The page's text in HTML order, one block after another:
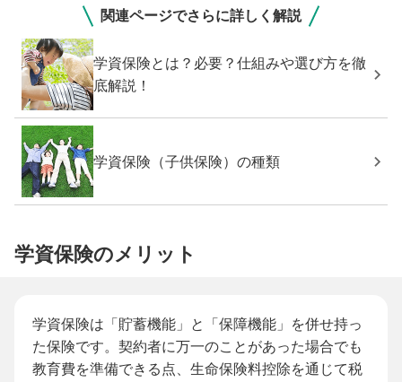
関連ページでさらに詳しく解説
学資保険とは？必要？仕組みや選び方を徹
底解説！
学資保険（子供保険）の種類
学資保険のメリット
学資保険は「貯蓄機能」と「保障機能」を併せ持っ
た保険です。契約者に万一のことがあった場合でも
教育費を準備できる点、生命保険料控除を通じて税